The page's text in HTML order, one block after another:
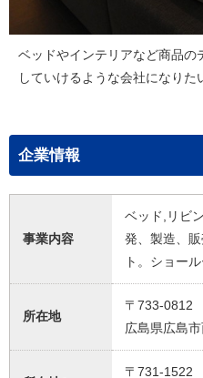
ベッドやインテリアなど商品の
していけるような会社になりた
企業情報
事業内容
ベッド,リビ
発、製造、
ト。ショー
所在地
〒733-0812
広島県広島
〒731-1522